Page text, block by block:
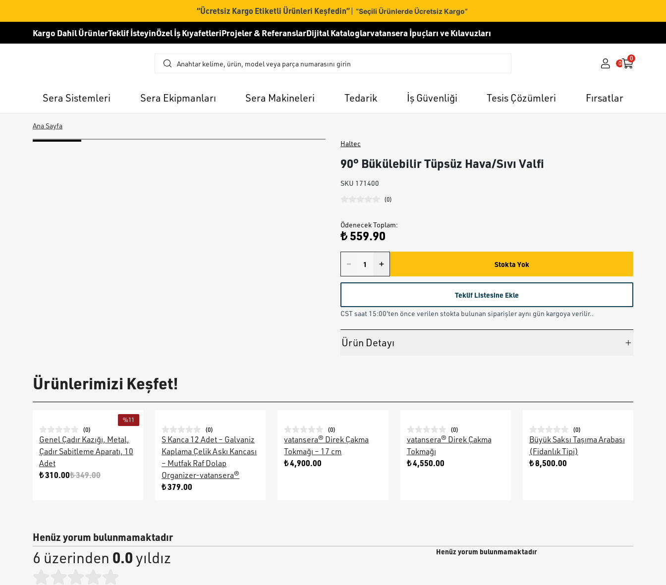
“Ücretsiz Kargo Etiketli Ürünleri Keşfedin”| “Seçili Ürünlerde Ücretsiz Kargo”
Kargo Dahil ÜrünlerTeklif İsteyinÖzel İş KıyafetleriProjeler & ReferanslarDijital Kataloglarvatansera İpuçları ve Kılavuzları
0
0
Sera Sistemleri Sera Ekipmanları Sera Makineleri Tedarik İş Güvenliği Tesis Çözümleri Fırsatlar
Ana Sayfa
Haltec
90° Bükülebilir Tüpsüz Hava/Sıvı Valfi
SKU 171400
(0)
Ödenecek Toplam:
₺ 559.90
Stokta Yok
Teklif Listesine Ekle
CST saat 15:00'ten önce verilen stokta bulunan siparişler aynı gün kargoya verilir..
Ürün Detayı
Ürünlerimizi Keşfet!
%11
(0)
Genel Çadır Kazığı, Metal,
Çadır Sabitleme Aparatı, 10
Adet
₺ 310.00₺ 349.00
(0)
S Kanca 12 Adet – Galvaniz
Kaplama Çelik Askı Kancası
– Mutfak Raf Dolap
Organizer-vatansera®
₺ 379.00
(0)
vatansera® Direk Çakma
Tokmağı – 17 cm
₺ 4,900.00
(0)
vatansera® Direk Çakma
Tokmağı
₺ 4,550.00
(0)
Büyük Saksı Taşıma Arabası
(Fidanlık Tipi)
₺ 8,500.00
Henüz yorum bulunmamaktadır
6 üzerinden 0.0yıldız Henüz yorum bulunmamaktadır